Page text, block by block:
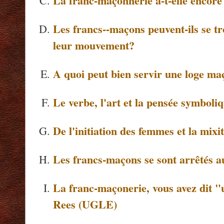
Les francs--maçons peuvent-ils se
leur mouvement?
A quoi peut bien servir une loge
Le verbe, l'art et la pensée
De l'initiation des femmes et la
Les francs-maçons se sont arrêtés
La franc-maçonerie, vous avez dit
Rees (UGLE)